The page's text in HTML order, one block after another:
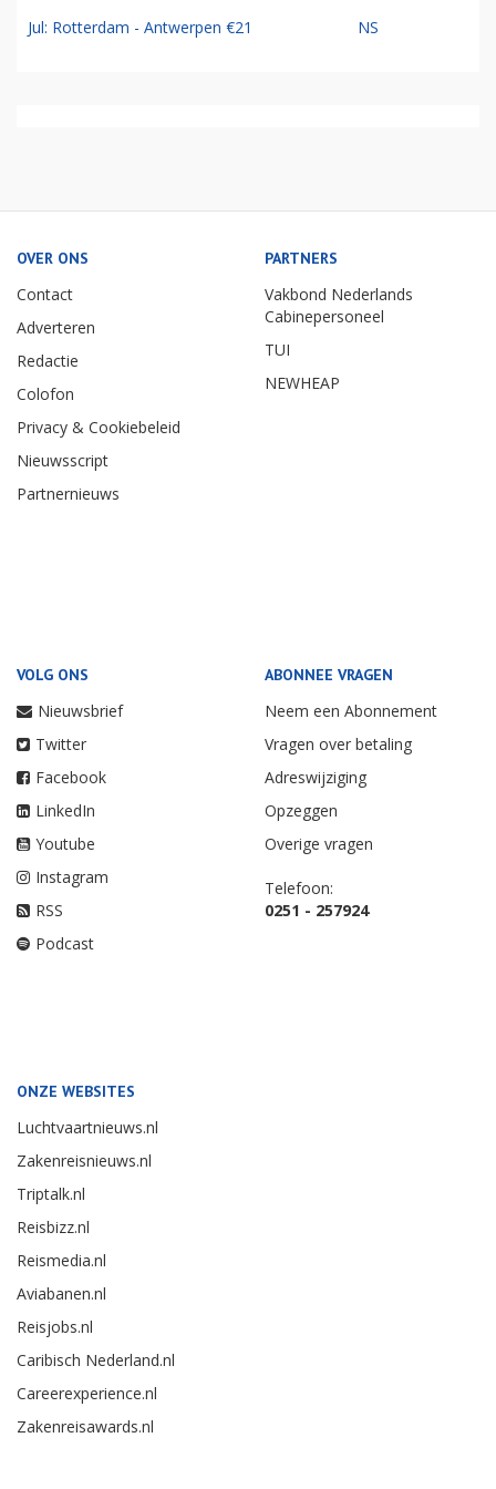
Jul: Rotterdam - Antwerpen €21 NS
OVER ONS
Contact
Adverteren
Redactie
Colofon
Privacy & Cookiebeleid
Nieuwsscript
Partnernieuws
PARTNERS
Vakbond Nederlands
Cabinepersoneel
TUI
NEWHEAP
VOLG ONS
Nieuwsbrief
Twitter
Facebook
LinkedIn
Youtube
Instagram
RSS
Podcast
ABONNEE VRAGEN
Neem een Abonnement
Vragen over betaling
Adreswijziging
Opzeggen
Overige vragen
Telefoon:
0251 - 257924
ONZE WEBSITES
Luchtvaartnieuws.nl
Zakenreisnieuws.nl
Triptalk.nl
Reisbizz.nl
Reismedia.nl
Aviabanen.nl
Reisjobs.nl
Caribisch Nederland.nl
Careerexperience.nl
Zakenreisawards.nl